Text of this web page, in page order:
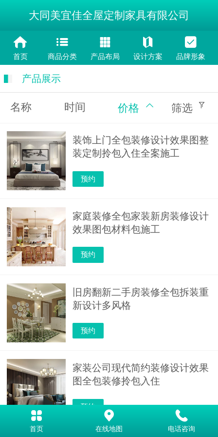
大同美宜佳全屋定制家具有限公司
首页 商品分类 产品布局 设计方案 品牌形象
产品展示
名称 时间 价格 筛选
装饰上门全包装修设计效果图整
装定制拎包入住全案施工
预约
家庭装修全包家装新房装修设计
效果图包材料包施工
预约
旧房翻新二手房装修全包拆装重
新设计多风格
预约
家装公司现代简约装修设计效果
图全包装修拎包入住
预约
首页 在线地图 电话咨询